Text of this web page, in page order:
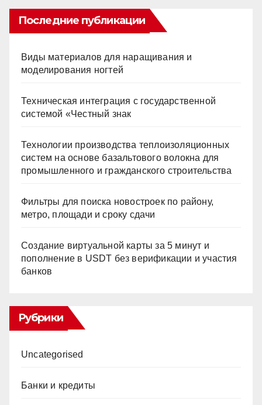
Последние публикации
Виды материалов для наращивания и
моделирования ногтей
Техническая интеграция с государственной
системой «Честный знак
Технологии производства теплоизоляционных
систем на основе базальтового волокна для
промышленного и гражданского строительства
Фильтры для поиска новостроек по району,
метро, площади и сроку сдачи
Создание виртуальной карты за 5 минут и
пополнение в USDT без верификации и участия
банков
Рубрики
Uncategorised
Банки и кредиты